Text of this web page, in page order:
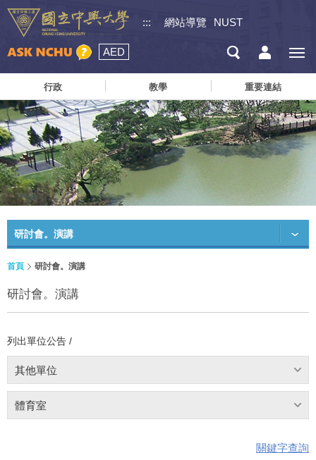
::: 網站導覽 NUST
AED
行政 教學 重要連結
研討會。演講
首頁 研討會。演講
研討會。演講
列出單位公告 /
其他單位
體育室
關鍵字查詢